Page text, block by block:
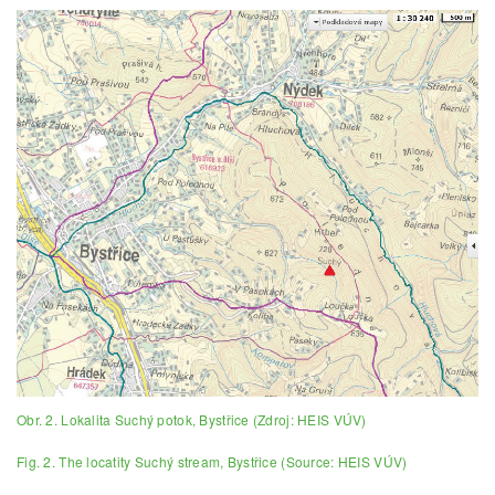
Obr. 2. Lokalita Suchý potok, Bystřice (Zdroj: HEIS VÚV)
Fig. 2. The locatity Suchý stream, Bystřice (Source: HEIS VÚV)